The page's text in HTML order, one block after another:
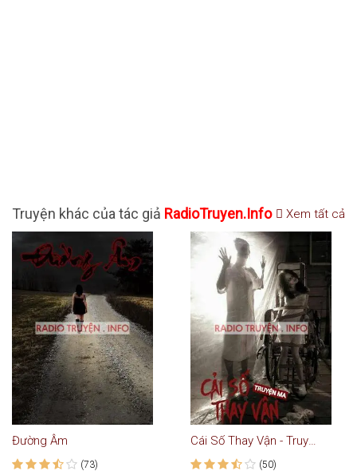
Truyện khác của tác giả RadioTruyen.Info Xem tất cả
Đường Âm
(73)
Cái Số Thay Vận - Truyện Ma Kinh Dị
(50)